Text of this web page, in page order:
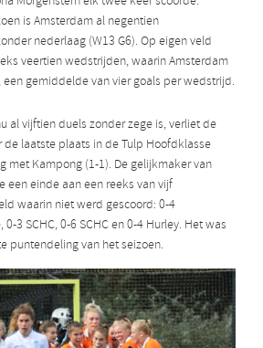
is Amsterdam al negentien
nederlaag (W13 G6). Op eigen veld
veertien wedstrijden, waarin Amsterdam
gemiddelde van vier goals per wedstrijd.
al vijftien duels zonder zege is, verliet de
de laatste plaats in de Tulp Hoofdklasse
met Kampong (1-1). De gelijkmaker van
een einde aan een reeks van vijf
waarin niet werd gescoord: 0-4
3 SCHC, 0-6 SCHC en 0-4 Hurley. Het was
puntendeling van het seizoen.